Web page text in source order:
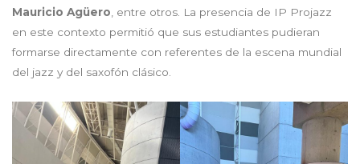
Mauricio Agüero , entre otros. La presencia de IP Projazz
en este contexto permitió que sus estudiantes pudieran
formarse directamente con referentes de la escena mundial
del jazz y del saxofón clásico.